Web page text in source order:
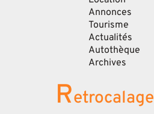
Annonces
Tourisme
Actualités
Autothèque
Archives
Retrocalage